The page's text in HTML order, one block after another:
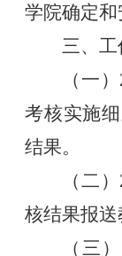
学院确定和
三、
（一）
考核实施
结果。
（二）
核结果报送
（三）